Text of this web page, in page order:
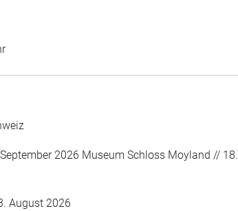
2026 Museum Schloss Moyland // 18.
August 2026